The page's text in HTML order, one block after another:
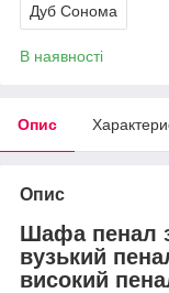
Дуб Сонома
В наявності
Опис
Опис
Шафа пенал
вузький
високий